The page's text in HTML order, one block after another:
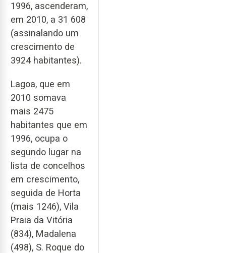
1996, ascenderam,
em 2010, a 31 608
(assinalando um
crescimento de
3924 habitantes).
Lagoa, que em
2010 somava
mais 2475
habitantes que em
1996, ocupa o
segundo lugar na
lista de concelhos
em crescimento,
seguida de Horta
(mais 1246), Vila
Praia da Vitória
(834), Madalena
(498), S. Roque do